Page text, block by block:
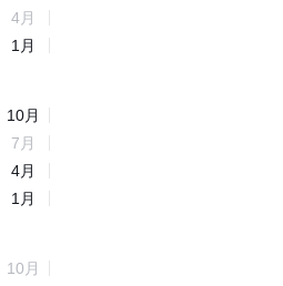
4月
1 月
10月
7 月
4月
1 月
10 月